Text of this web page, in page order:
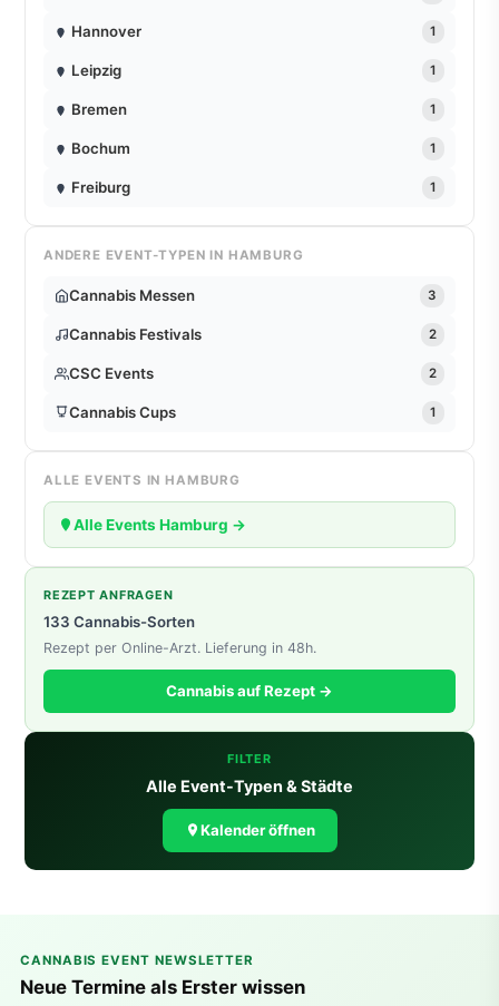
Hannover 1
Leipzig 1
Bremen 1
Bochum 1
Freiburg 1
ANDERE EVENT-TYPEN IN HAMBURG
Cannabis Messen 3
Cannabis Festivals 2
CSC Events 2
Cannabis Cups 1
ALLE EVENTS IN HAMBURG
Alle Events Hamburg →
REZEPT ANFRAGEN
133 Cannabis-Sorten
Rezept per Online-Arzt. Lieferung in 48h.
Cannabis auf Rezept →
FILTER
Alle Event-Typen & Städte
Kalender öffnen
CANNABIS EVENT NEWSLETTER
Neue Termine als Erster wissen